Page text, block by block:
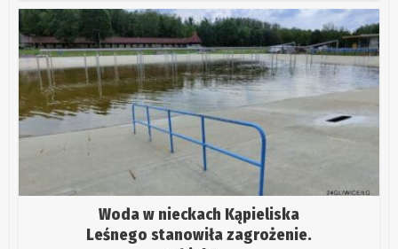
Woda w nieckach Kąpieliska
Leśnego stanowiła zagrożenie.